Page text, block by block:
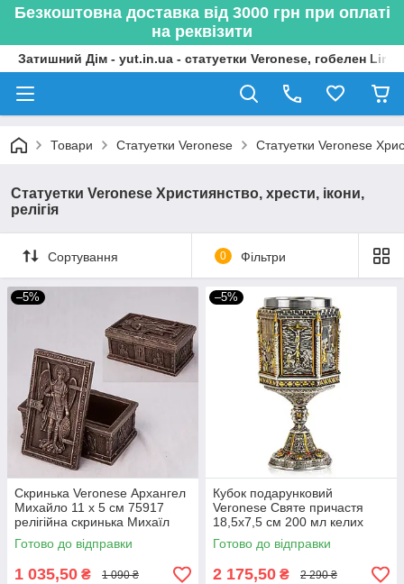
Безкоштовна доставка від 3000 грн при оплаті
на реквізити
Затишний Дім - yut.in.ua - статуетки Veronese, гобелен
Товари Статуетки Veronese Статуетки Veronese
Статуетки Veronese Християнство, хрести, ікони,
релігія
Сортування 0 Фільтри
–5%
Скринька Veronese Архангел
Михайло 11 х 5 см 75917
релігійна скринька Михаїл
веронезе біблійний сюжет VE
Готово до відправки
1 035,50 ₴ 1 090 ₴
–5%
Кубок подарунковий
Veronese Святе причастя
18,5х7,5 см 200 мл келих
покритий бронзовим
напиленням 177658 VE
Готово до відправки
2 175,50 ₴ 2 290 ₴